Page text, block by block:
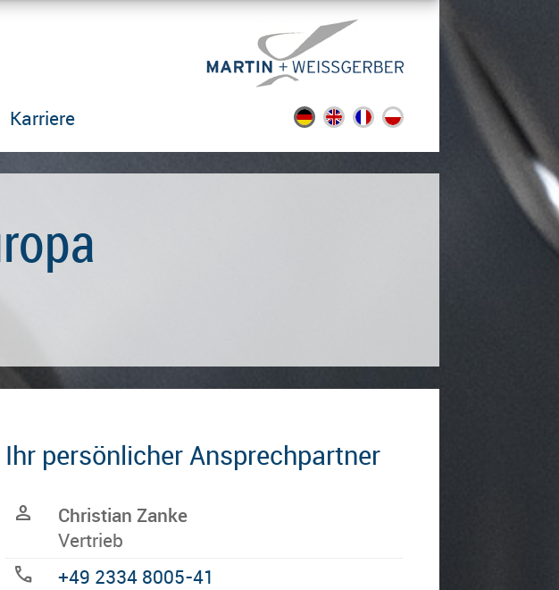
Karriere
Ihr persönlicher Ansprechpartner
person
Christian Zanke
Vertrieb
call
+49 2334 8005-41